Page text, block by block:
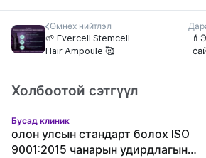
Өмнөх нийтлэл
🌱 Evercell Stemcell
Hair Ampoule 🥰
Холбоотой сэтгүүл
Бусад клиник
олон улсын стандарт болох ISO
9001:2015 чанарын удирдлагын